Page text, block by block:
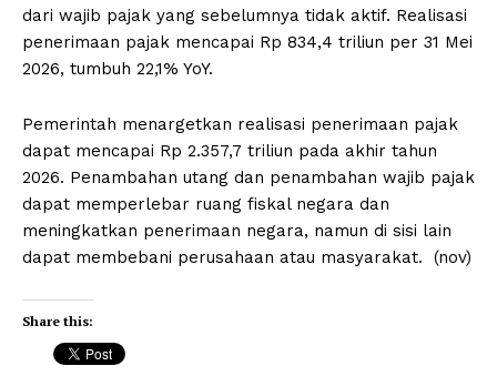
dari wajib pajak yang sebelumnya tidak aktif. Realisasi
penerimaan pajak mencapai Rp 834,4 triliun per 31 Mei
2026, tumbuh 22,1% YoY.
Pemerintah menargetkan realisasi penerimaan pajak
dapat mencapai Rp 2.357,7 triliun pada akhir tahun
2026. Penambahan utang dan penambahan wajib pajak
dapat memperlebar ruang fiskal negara dan
meningkatkan penerimaan negara, namun di sisi lain
dapat membebani perusahaan atau masyarakat. (nov)
Share this: